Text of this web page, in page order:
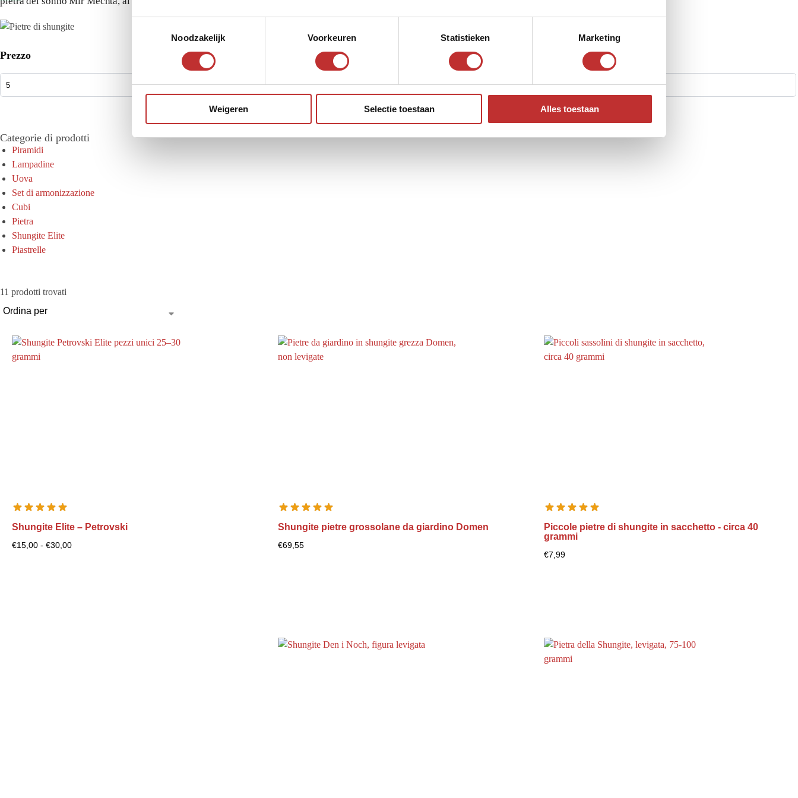
e
i
Noodzakelijk Voorkeuren Statistieken Marketing
Weigeren Selectie toestaan Alles toestaan
Prezzo
Categorie di prodotti
Piramidi
Lampadine
Uova
Set di armonizzazione
Cubi
Pietra
Shungite Elite
Piastrelle
11 prodotti trovati
Shungite Elite – Petrovski
€15,00 - €30,00
Shungite pietre grossolane da giardino Domen
€69,55
Piccole pietre di shungite in sacchetto - circa 40
grammi
€7,99